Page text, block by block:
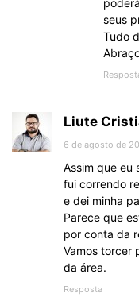
seus
Tudo
Liute
6 de agosto de
Assim que eu
fui correndo
e dei minha
Parece que
por conta da
Vamos torcer
da área.
Resposta